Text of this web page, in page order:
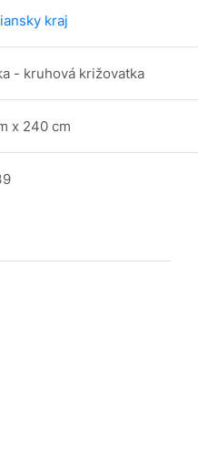
kraj
- kruhová križovatka
x 240 cm